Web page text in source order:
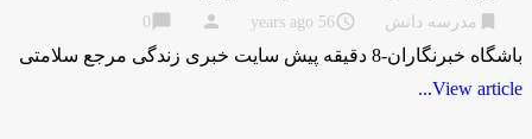
مدرسه دانش access_time
56 years ago
person
chat_bubble
باشگاه خبرنگاران-8 دقیقه پیش سایت خبری زندگی مرجع سلامتی
View article...